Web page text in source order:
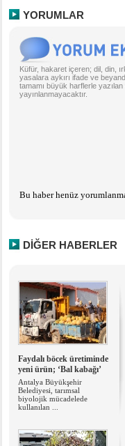
YORUMLAR
Küfür, hakaret içeren; dil, din,
yasalara aykırı ifade ve
tamamı büyük harflerle
yayınlanmayacaktır.
Bu haber henüz
DİĞER HABERLER
Faydalı böcek üretiminde
yeni ürün; ‘Bal kabağı’
Antalya Büyükşehir
Belediyesi, tarımsal
biyolojik mücadelede
kullanılan ...